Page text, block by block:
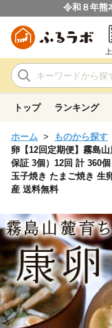
令和８年熊
トップ ランキング
ホーム ものから探す
卵【12回定期便】霧島
保証 3個）12回 計 360
玉子焼き たまご焼き 生
産 送料無料